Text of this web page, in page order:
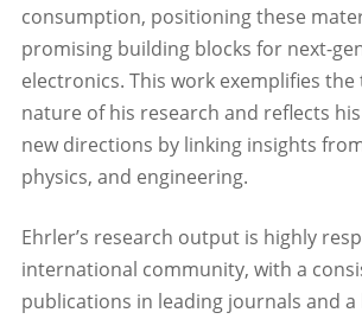
consumption, positioning these
promising building blocks for next-
electronics. This work exemplifies
nature of his research and reflects
new directions by linking insights
physics, and engineering.
Ehrler’s research output is highly
international community, with a
publications in leading journals and